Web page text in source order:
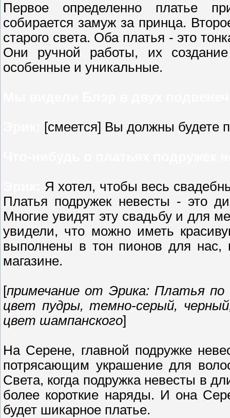
Первое определенно платье
собирается замуж за принца.
старого света. Оба платья - это
Они ручной работы, их
особенные и уникальные.
[смеется] Вы должны будете
Я хотел, чтобы весь
Платья подружек невесты - это
Многие увидят эту свадьбу и для
увидели, что можно иметь
выполнены в тон пионов для нас,
магазине.
[примечание от Эрика: Платья
цвет пудры, темно-серый,
цвет шампанского]
На Серене, главной подружке
потрясающим украшение для
Света, когда подружка невесты в
более короткие наряды. И она
будет шикарное платье.